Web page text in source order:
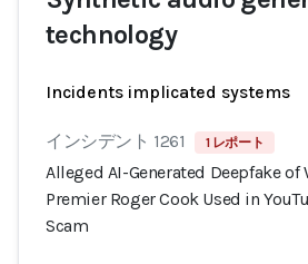
technology
Incidents implicated systems
インシデント 1261 1 レポート
Alleged AI-Generated Deepfake of
Premier Roger Cook Used in
Scam